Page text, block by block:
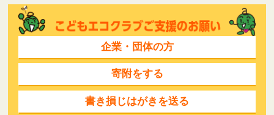
企業・団体の方
寄附をする
書き損じはがきを送る